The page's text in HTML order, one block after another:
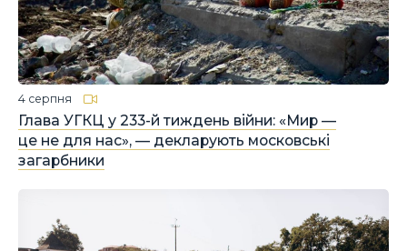
Глава УГКЦ у 233-й тиждень війни: «Мир —
це не для нас», — декларують московські
загарбники
4 серпня